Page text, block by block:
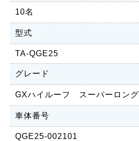
10名
型式
TA-QGE25
グレード
GXハイルーフ スーパーロング
車体番号
QGE25-002101